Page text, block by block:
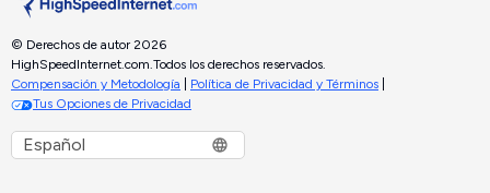
© Derechos de autor 2026
HighSpeedInternet.com. Todos los derechos reservados.
Compensación y Metodología
Política de Privacidad y Términos
Tus Opciones de Privacidad